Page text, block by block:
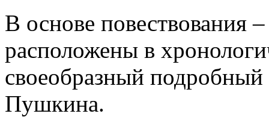
В основе повествования
расположены в
своеобразный
Пушкина.